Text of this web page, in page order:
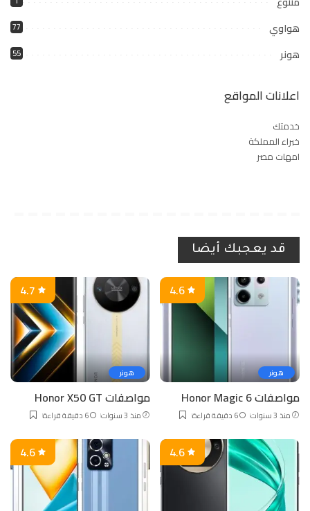
هواوي 77
هونر 55
اعلانات المواقع
خدمتك
خبراء المملكة
امهات مصر
قد يعجبك أيضا
هونر
4.6
مواصفات Honor Magic 6
منذ 3 سنوات 6 دقيقة قراءة
هونر
4.7
مواصفات Honor X50 GT
منذ 3 سنوات 6 دقيقة قراءة
4.6
4.6